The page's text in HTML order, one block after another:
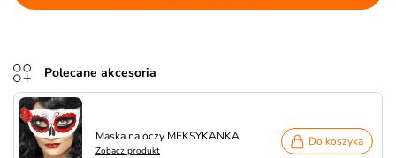
Polecane akcesoria
Maska na oczy MEKSYKANKA
Zobacz produkt
Do koszyka